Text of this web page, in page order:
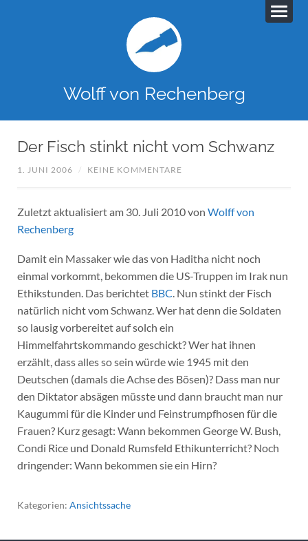
Wolff von Rechenberg
Der Fisch stinkt nicht vom Schwanz
1. JUNI 2006 / KEINE KOMMENTARE
Zuletzt aktualisiert am 30. Juli 2010 von Wolff von
Rechenberg
Damit ein Massaker wie das von Haditha nicht noch
einmal vorkommt, bekommen die US-Truppen im Irak nun
Ethikstunden. Das berichtet BBC. Nun stinkt der Fisch
natürlich nicht vom Schwanz. Wer hat denn die Soldaten
so lausig vorbereitet auf solch ein
Himmelfahrtskommando geschickt? Wer hat ihnen
erzählt, dass alles so sein würde wie 1945 mit den
Deutschen (damals die Achse des Bösen)? Dass man nur
den Diktator absägen müsste und dann braucht man nur
Kaugummi für die Kinder und Feinstrumpfhosen für die
Frauen? Kurz gesagt: Wann bekommen George W. Bush,
Condi Rice und Donald Rumsfeld Ethikunterricht? Noch
dringender: Wann bekommen sie ein Hirn?
Kategorien: Ansichtssache